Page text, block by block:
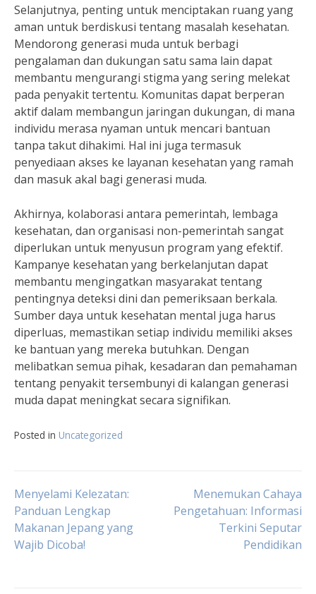
Selanjutnya, penting untuk menciptakan ruang yang
aman untuk berdiskusi tentang masalah kesehatan.
Mendorong generasi muda untuk berbagi
pengalaman dan dukungan satu sama lain dapat
membantu mengurangi stigma yang sering melekat
pada penyakit tertentu. Komunitas dapat berperan
aktif dalam membangun jaringan dukungan, di mana
individu merasa nyaman untuk mencari bantuan
tanpa takut dihakimi. Hal ini juga termasuk
penyediaan akses ke layanan kesehatan yang ramah
dan masuk akal bagi generasi muda.
Akhirnya, kolaborasi antara pemerintah, lembaga
kesehatan, dan organisasi non-pemerintah sangat
diperlukan untuk menyusun program yang efektif.
Kampanye kesehatan yang berkelanjutan dapat
membantu mengingatkan masyarakat tentang
pentingnya deteksi dini dan pemeriksaan berkala.
Sumber daya untuk kesehatan mental juga harus
diperluas, memastikan setiap individu memiliki akses
ke bantuan yang mereka butuhkan. Dengan
melibatkan semua pihak, kesadaran dan pemahaman
tentang penyakit tersembunyi di kalangan generasi
muda dapat meningkat secara signifikan.
Posted in Uncategorized
Post
navigation
Menyelami Kelezatan:
Panduan Lengkap
Makanan Jepang yang
Wajib Dicoba!
Menemukan Cahaya
Pengetahuan: Informasi
Terkini Seputar
Pendidikan